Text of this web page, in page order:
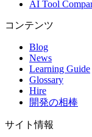
AI Tool
コンテンツ
Blog
News
Learning Guide
Glossary
Hire
開発の相棒
サイト情報